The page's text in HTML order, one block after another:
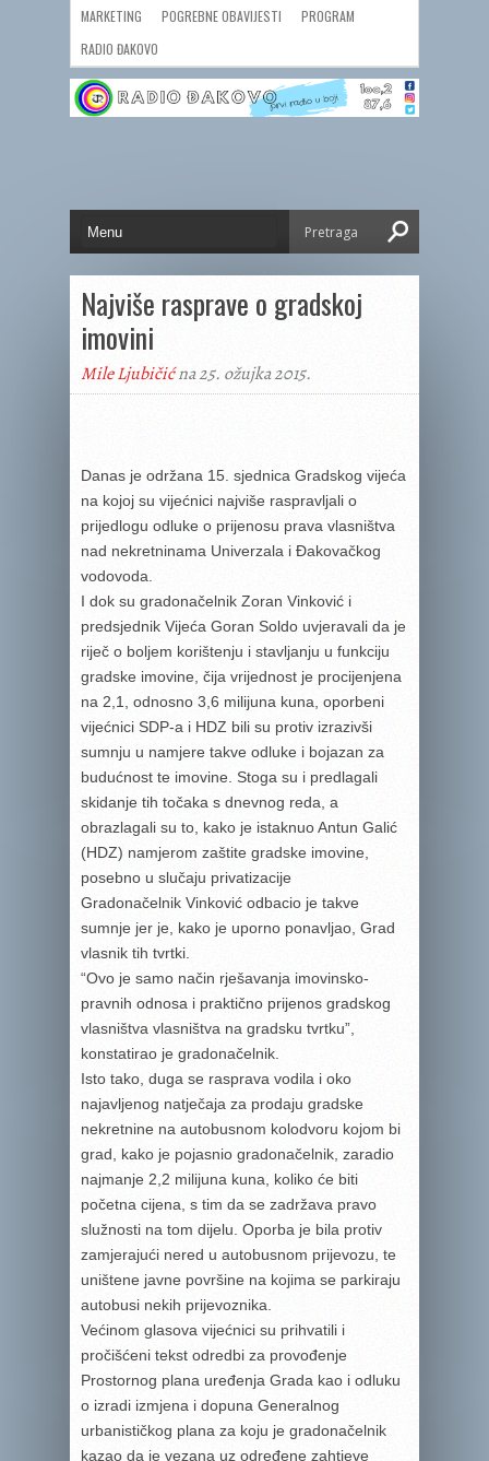
MARKETING POGREBNE OBAVIJESTI
PROGRAM
RADIO ĐAKOVO
Najviše rasprave o gradskoj
imovini
Mile Ljubičićna 25. ožujka 2015.
Danas je održana 15. sjednica Gradskog vijeća
na kojoj su vijećnici najviše raspravljali o
prijedlogu odluke o prijenosu prava vlasništva
nad nekretninama Univerzala i Đakovačkog
vodovoda.
I dok su gradonačelnik Zoran Vinković i
predsjednik Vijeća Goran Soldo uvjeravali da je
riječ o boljem korištenju i stavljanju u funkciju
gradske imovine, čija vrijednost je procijenjena
na 2,1, odnosno 3,6 milijuna kuna, oporbeni
vijećnici SDP-a i HDZ bili su protiv izrazivši
sumnju u namjere takve odluke i bojazan za
budućnost te imovine. Stoga su i predlagali
skidanje tih točaka s dnevnog reda, a
obrazlagali su to, kako je istaknuo Antun Galić
(HDZ) namjerom zaštite gradske imovine,
posebno u slučaju privatizacije
Gradonačelnik Vinković odbacio je takve
sumnje jer je, kako je uporno ponavljao, Grad
vlasnik tih tvrtki.
“Ovo je samo način rješavanja imovinsko-
pravnih odnosa i praktično prijenos gradskog
vlasništva vlasništva na gradsku tvrtku”,
konstatirao je gradonačelnik.
Isto tako, duga se rasprava vodila i oko
najavljenog natječaja za prodaju gradske
nekretnine na autobusnom kolodvoru kojom bi
grad, kako je pojasnio gradonačelnik, zaradio
najmanje 2,2 milijuna kuna, koliko će biti
početna cijena, s tim da se zadržava pravo
služnosti na tom dijelu. Oporba je bila protiv
zamjerajući nered u autobusnom prijevozu, te
uništene javne površine na kojima se parkiraju
autobusi nekih prijevoznika.
Većinom glasova vijećnici su prihvatili i
pročišćeni tekst odredbi za provođenje
Prostornog plana uređenja Grada kao i odluku
o izradi izmjena i dopuna Generalnog
urbanističkog plana za koju je gradonačelnik
kazao da je vezana uz određene zahtjeve